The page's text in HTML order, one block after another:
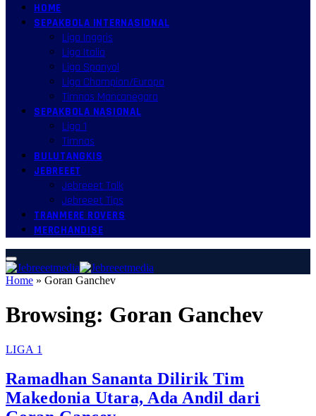
HOME
SEPAKBOLA INTERNASIONAL
Liga Inggris
Liga Italia
Liga Spanyol
Liga Champion/Europa
Timnas Mancanegara
SEPAKBOLA NASIONAL
Liga 1
Timnas
BULUTANGKIS
JEBREEET
Jebreeet Talk
Jebreeet Tips
TRANMERE ROVERS
MERCHANDISE
Home » Goran Ganchev
Browsing: Goran Ganchev
LIGA 1
Ramadhan Sananta Dilirik Tim
Makedonia Utara, Ada Andil dari